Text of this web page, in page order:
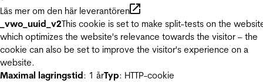
Läs mer om den här leverantören
_vwo_uuid_v2This cookie is set to make split-tests on the
which optimizes the website's relevance towards the visitor – the
cookie can also be set to improve the visitor's experience on a
website.
Maximal lagringstid: 1 årTyp: HTTP-cookie